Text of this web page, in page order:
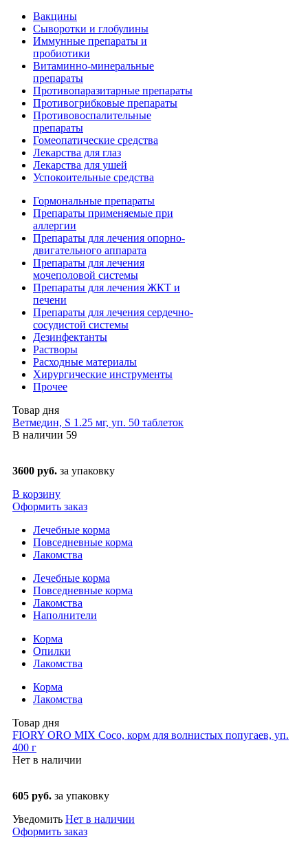
Вакцины
Сыворотки и глобулины
Иммунные препараты и
пробиотики
Витаминно-минеральные
препараты
Противопаразитарные препараты
Противогрибковые препараты
Противовоспалительные
препараты
Гомеопатические средства
Лекарства для глаз
Лекарства для ушей
Успокоительные средства
Гормональные препараты
Препараты применяемые при
аллергии
Препараты для лечения опорно-
двигательного аппарата
Препараты для лечения
мочеполовой системы
Препараты для лечения ЖКТ и
печени
Препараты для лечения сердечно-
сосудистой системы
Дезинфектанты
Растворы
Расходные материалы
Хирургические инструменты
Прочее
Товар дня
Ветмедин, S 1.25 мг, уп. 50 таблеток
В наличии 59
3600 руб. за упаковку
В корзину
Оформить заказ
Лечебные корма
Повседневные корма
Лакомства
Лечебные корма
Повседневные корма
Лакомства
Наполнители
Корма
Опилки
Лакомства
Корма
Лакомства
Товар дня
FIORY ORO MIX Coco, корм для волнистых попугаев, уп.
400 г
Нет в наличии
605 руб. за упаковку
Уведомить Нет в наличии
Оформить заказ